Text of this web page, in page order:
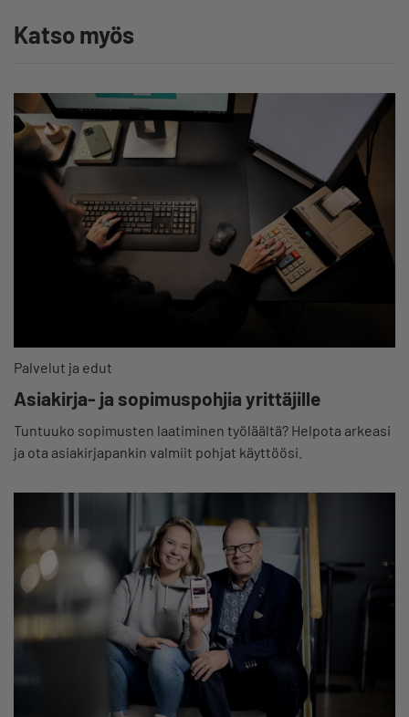
Katso myös
Palvelut ja edut
Asiakirja- ja sopimuspohjia yrittäjille
Tuntuuko sopimusten laatiminen työläältä? Helpota arkeasi
ja ota asiakirjapankin valmiit pohjat käyttöösi.